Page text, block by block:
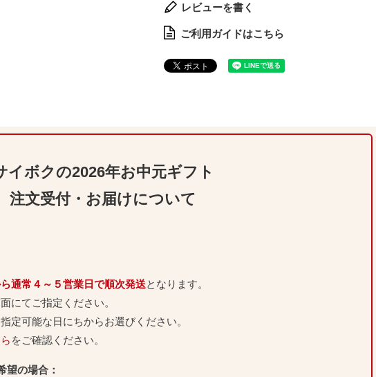
レビューを書く
ご利用ガイドはこちら
イボクの2026年お中元ギフト
注文受付・お届けについて
通常４～５営業日で順次発送となります。
にてご指定ください。
定可能な日にちからお選びください。
をご確認ください。
望の場合：